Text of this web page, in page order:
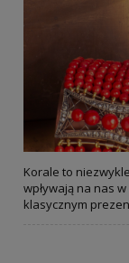
Korale to
wpływają na nas
klasycznym